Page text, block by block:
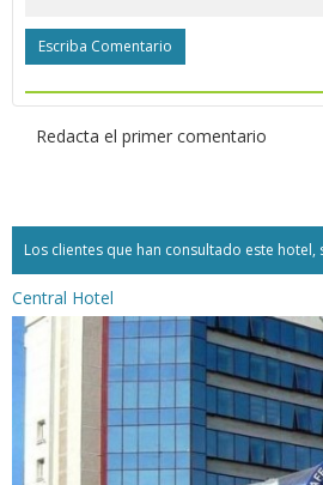
Escriba Comentario
Redacta el primer comentario
Los clientes que han consultado este hotel,
Central Hotel